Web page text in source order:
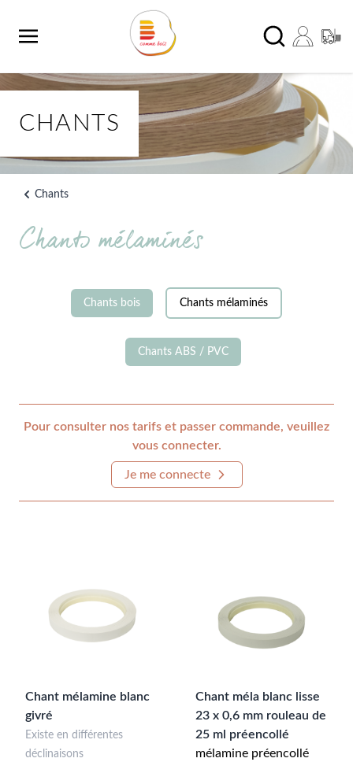
Chercher
CHANTS
Chants
Chants mélaminés
Chants bois Chants mélaminés
Chants ABS / PVC
Pour consulter nos tarifs et passer commande, veuillez
vous connecter.
Je me connecte
Chant mélamine blanc
givré
Existe en différentes
déclinaisons
Chant méla blanc lisse
23 x 0,6 mm rouleau de
25 ml préencollé
mélamine préencollé